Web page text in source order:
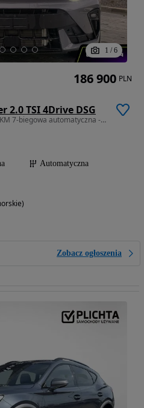
1 / 6
2.0 TSI 4Drive DSG
1984 cm3 • 204 KM • 2.0 TSI 204 KM 7-biegowa automatyczna - DSG 4Drive Black Edition
Automatyczna
Zobacz ogłoszenia
186 900 PLN